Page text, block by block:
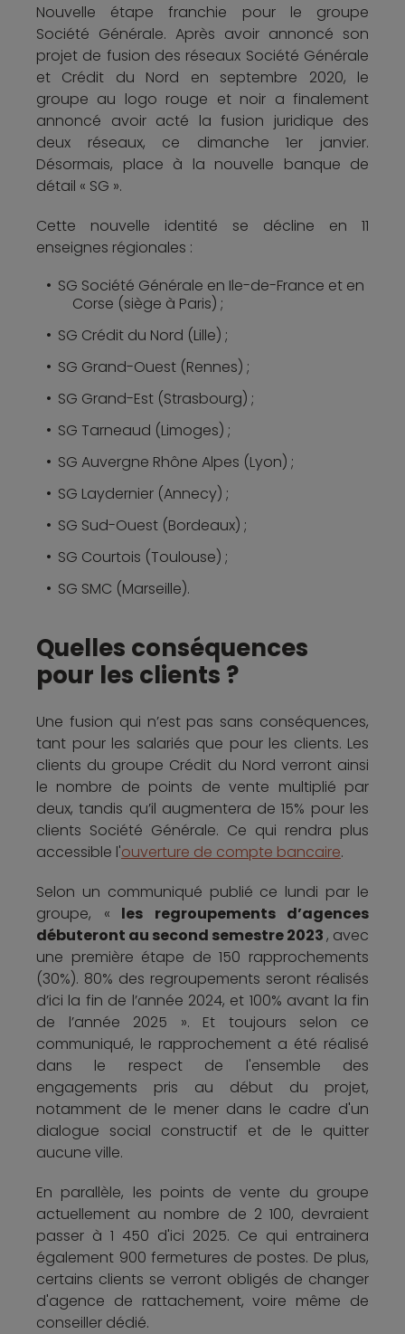
Nouvelle étape franchie pour le groupe
Société Générale. Après avoir annoncé son
projet de fusion des réseaux Société Générale
et Crédit du Nord en septembre 2020, le
groupe au logo rouge et noir a finalement
annoncé avoir acté la fusion juridique des
deux réseaux, ce dimanche 1er janvier.
Désormais, place à la nouvelle banque de
détail « SG ».
Cette nouvelle identité se décline en 11
enseignes régionales :
SG Société Générale en Ile-de-France et en
Corse (siège à Paris) ;
SG Crédit du Nord (Lille) ;
SG Grand-Ouest (Rennes) ;
SG Grand-Est (Strasbourg) ;
SG Tarneaud (Limoges) ;
SG Auvergne Rhône Alpes (Lyon) ;
SG Laydernier (Annecy) ;
SG Sud-Ouest (Bordeaux) ;
SG Courtois (Toulouse) ;
SG SMC (Marseille).
Quelles conséquences
pour les clients ?
Une fusion qui n’est pas sans conséquences,
tant pour les salariés que pour les clients. Les
clients du groupe Crédit du Nord verront ainsi
le nombre de points de vente multiplié par
deux, tandis qu’il augmentera de 15% pour les
clients Société Générale. Ce qui rendra plus
accessible l'ouverture de compte bancaire.
Selon un communiqué publié ce lundi par le
groupe, « les regroupements d’agences
débuteront au second semestre 2023, avec
une première étape de 150 rapprochements
(30%). 80% des regroupements seront réalisés
d’ici la fin de l’année 2024, et 100% avant la fin
de l’année 2025 ». Et toujours selon ce
communiqué, le rapprochement a été réalisé
dans le respect de l'ensemble des
engagements pris au début du projet,
notamment de le mener dans le cadre d'un
dialogue social constructif et de le quitter
aucune ville.
En parallèle, les points de vente du groupe
actuellement au nombre de 2 100, devraient
passer à 1 450 d'ici 2025. Ce qui entrainera
également 900 fermetures de postes. De plus,
certains clients se verront obligés de changer
d'agence de rattachement, voire même de
conseiller dédié.